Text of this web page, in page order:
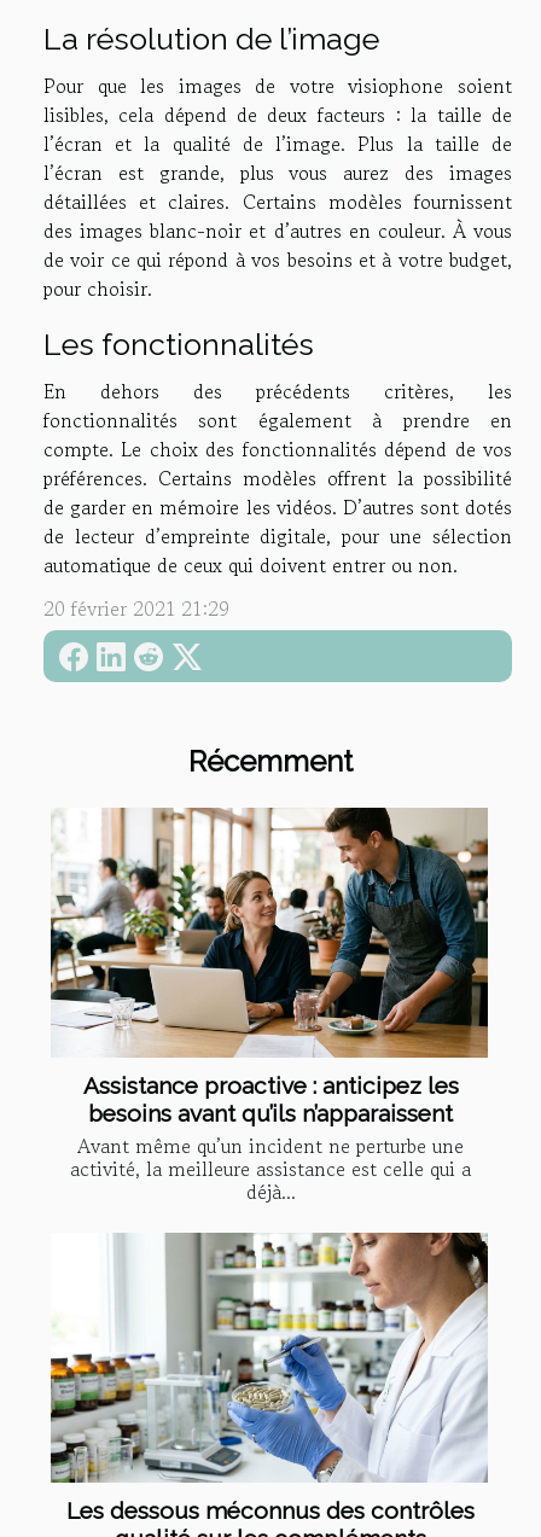
Récemment
Assistance proactive : anticipez les
besoins avant qu’ils n’apparaissent
Avant même qu’un incident ne perturbe une
activité, la meilleure assistance est celle qui a
déjà...
Les dessous méconnus des contrôles
La résolution de l’image
Pour que les images de votre visiophone soient
lisibles, cela dépend de deux facteurs : la taille de
l’écran et la qualité de l’image. Plus la taille de
l’écran est grande, plus vous aurez des images
détaillées et claires. Certains modèles fournissent
des images blanc-noir et d’autres en couleur. À vous
de voir ce qui répond à vos besoins et à votre budget,
pour choisir.
Les fonctionnalités
En dehors des précédents critères, les
fonctionnalités sont également à prendre en
compte. Le choix des fonctionnalités dépend de vos
préférences. Certains modèles offrent la possibilité
de garder en mémoire les vidéos. D’autres sont dotés
de lecteur d’empreinte digitale, pour une sélection
automatique de ceux qui doivent entrer ou non.
20 février 2021 21:29